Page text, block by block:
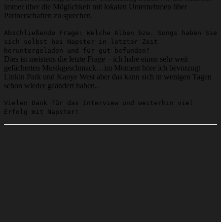
immer über die Möglichkeit mit lokalen Unternehmen über
Partnerschaften zu sprechen.
Abschließende Frage: Welche Alben bzw. Songs haben Sie
sich selbst bei Napster in letzter Zeit
heruntergeladen und für gut befunden?
Dies ist meistens die letzte Frage – ich habe einen sehr weit
gefächerten Musikgeschmack…im Moment höre ich bevorzugt
Linkin Park und Kanye West aber das kann sich in wenigen Tagen
schon wieder geändert haben..
Vielen Dank für das Interview und weiterhin viel
Erfolg mit Napster!